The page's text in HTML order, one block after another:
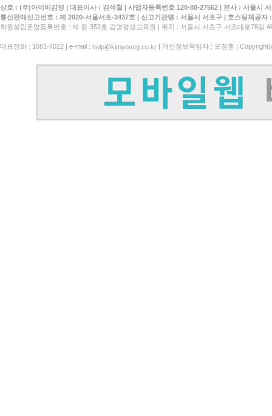
상호 : (주)아이비김영 대표이사 : 김석철 사업자등록번호 120-88-27562
본사 : 서울시
통신판매신고번호 : 제 2020-서울서초-3437호
신고기관명 : 서울시 서초구
호스팅제공자
학원설립운영등록번호 : 제 원-352호 김영평생교육원 | 위치 : 서울시 서초구 서초대로78길
대표전화 : 1661-7022 | e-mail : help@kimyoung.co.kr | 개인정보책임자 : 오창훈 |